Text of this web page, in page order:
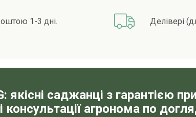
1-3 дні. Делівері
якісні саджанці з гарантією
консультації агронома по